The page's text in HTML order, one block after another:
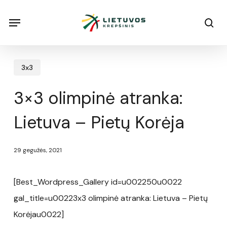
Menu
3x3
3×3 olimpinė atranka:
Lietuva – Pietų Korėja
29 gegužės, 2021
[Best_Wordpress_Gallery id=u002250u0022
gal_title=u00223x3 olimpinė atranka: Lietuva – Pietų
Korėjau0022]